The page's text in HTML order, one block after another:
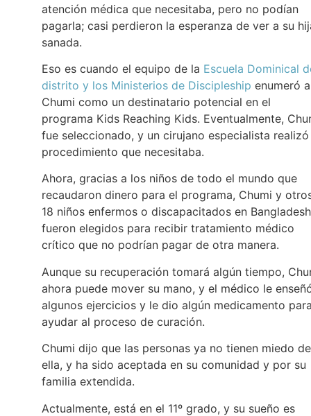
atención médica que necesitaba, pero no podían
pagarla; casi perdieron la esperanza de ver a su
sanada.
Eso es cuando el equipo de la Escuela Dominical
distrito y los Ministerios de Discipleship enumeró a
Chumi como un destinatario potencial en el
programa Kids Reaching Kids. Eventualmente,
fue seleccionado, y un cirujano especialista
procedimiento que necesitaba.
Ahora, gracias a los niños de todo el mundo que
recaudaron dinero para el programa, Chumi y
18 niños enfermos o discapacitados en Bangladesh
fueron elegidos para recibir tratamiento médico
crítico que no podrían pagar de otra manera.
Aunque su recuperación tomará algún tiempo,
ahora puede mover su mano, y el médico le
algunos ejercicios y le dio algún medicamento
ayudar al proceso de curación.
Chumi dijo que las personas ya no tienen miedo de
ella, y ha sido aceptada en su comunidad y por su
familia extendida.
Actualmente, está en el 11º grado, y su sueño es